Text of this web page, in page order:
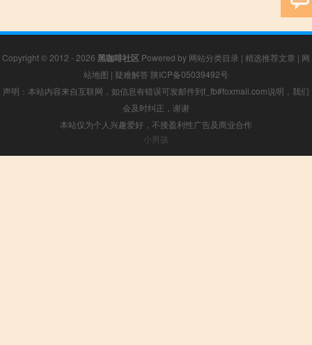
Copyright © 2012 - 2026 黑咖啡社区 Powered by 网站分类目录 | 精选推荐文章 | 网
站地图 | 疑难解答 陕ICP备05039492号
声明：本站内容来自互联网，如信息有错误可发邮件到f_fb#foxmail.com说明，我们
会及时纠正，谢谢
本站仅为个人兴趣爱好，不接盈利性广告及商业合作
小男孩